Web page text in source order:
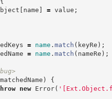
[ name ] = value ;
= name .match ( keyRe ) ;
= name .match ( nameRe ) ;
matchedName )
{
new Error( '